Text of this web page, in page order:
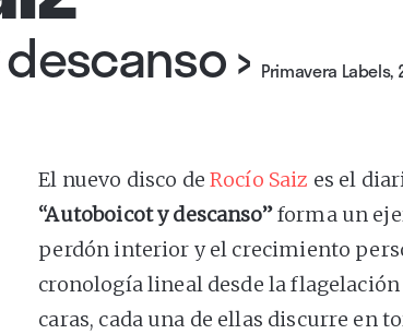
› Primavera Labels,
El nuevo disco deRocío Saiz es el
“Autoboicot y descanso”forma un
perdón interior y el crecimiento
cronología lineal desde la
caras, cada una de ellas discurre en